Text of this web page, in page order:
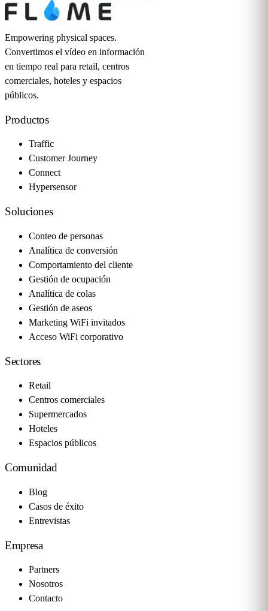
Empowering physical spaces.
Convertimos el vídeo en información
en tiempo real para retail, centros
comerciales, hoteles y espacios
públicos.
Productos
Traffic
Customer Journey
Connect
Hypersensor
Soluciones
Conteo de personas
Analítica de conversión
Comportamiento del cliente
Gestión de ocupación
Analítica de colas
Gestión de aseos
Marketing WiFi invitados
Acceso WiFi corporativo
Sectores
Retail
Centros comerciales
Supermercados
Hoteles
Espacios públicos
Comunidad
Blog
Casos de éxito
Entrevistas
Empresa
Partners
Nosotros
Contacto